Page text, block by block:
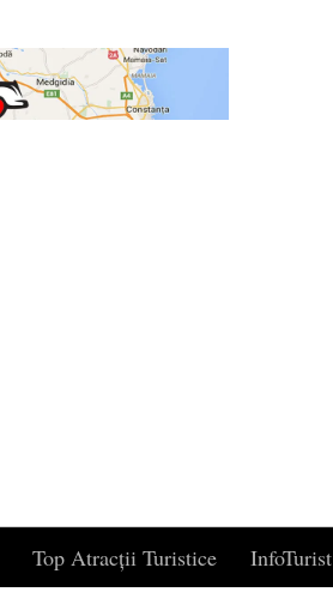
Top Atracții Turistice InfoTurist